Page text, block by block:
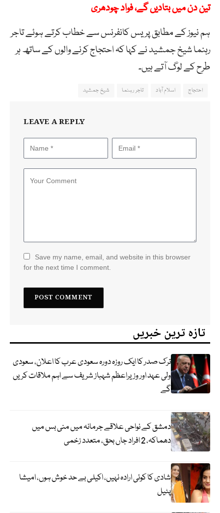
تین دن میں بتادیں گے، فواد چودھری
ہم نیوز کے مطابق پریس کانفرنس سے خطاب کرتے ہوئے تاجر
رہنما شیخ جمشید نے کہا کہ احتجاج کرنے والوں کے ساتھ ہر
طرح کے لوگ آتے ہیں۔
احتجاج اسلام آباد تاجر رہنما شیخ جمشید
LEAVE A REPLY
Save my name, email, and website in this browser
for the next time I comment.
تازہ ترین خبریں
ترک صدر کا ایک روزہ دورہ سعودی عرب کا اعلان، سعودی
ولی عہد اور وزیراعظم شہباز شریف سے اہم ملاقات کریں
گے
دمشق کے نواحی علاقے جرمانہ میں منی بس میں
دھماکہ، 2 افراد جاں بحق، متعدد زخمی
شادی کا کوئی ارادہ نہیں، اکیلی بے حد خوش ہوں، امیشا
پٹیل